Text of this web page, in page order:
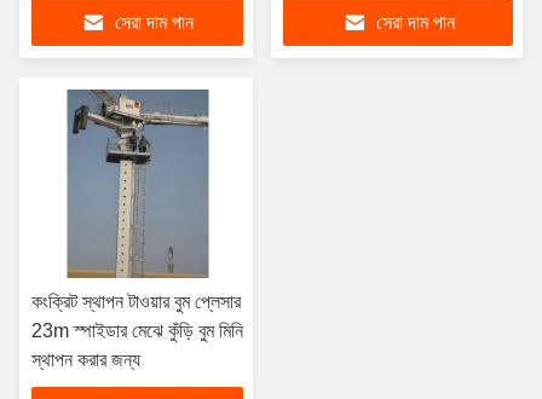
সেরা দাম পান সেরা দাম পান
কংক্রিট স্থাপন টাওয়ার বুম প্লেসার
23m স্পাইডার মেঝে কুঁড়ি বুম মিনি
স্থাপন করার জন্য